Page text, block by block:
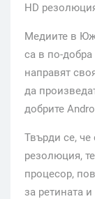
HD
Медиите в
са в по-
направят
да
добрите
Твърди се,
резолюция,
процесор,
за ретината